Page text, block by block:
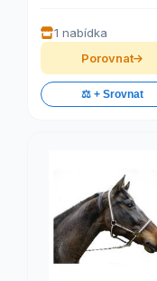
1 nabídka
Porovnat
⚖️ + Srovnat